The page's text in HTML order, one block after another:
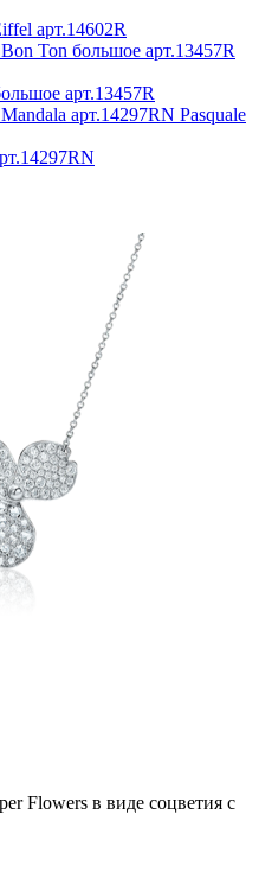
арт.14602R
Bon Ton большое арт.13457R
Pasquale
Flowers в виде соцветия с